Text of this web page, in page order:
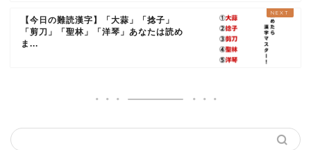
【今日の難読漢字】「大蒜」「捻子」
「剪刀」「聖林」「洋琴」あなたは読め
ま...